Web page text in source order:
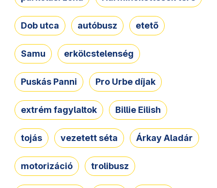
Dob utca autóbusz etető
Samu erkölcstelenség
Puskás Panni Pro Urbe díjak
extrém fagylaltok Billie Eilish
tojás vezetett séta Árkay Aladár
motorizáció trolibusz